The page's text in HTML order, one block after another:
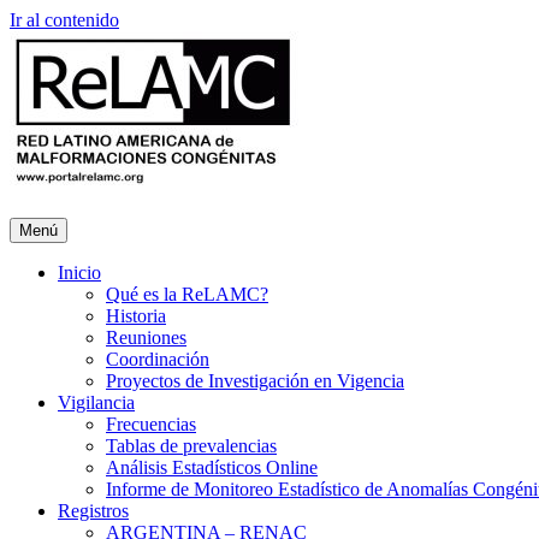
Ir al contenido
Menú
Inicio
Qué es la ReLAMC?
Historia
Reuniones
Coordinación
Proyectos de Investigación en Vigencia
Vigilancia
Frecuencias
Tablas de prevalencias
Análisis Estadísticos Online
Informe de Monitoreo Estadístico de Anomalías
Registros
ARGENTINA – RENAC